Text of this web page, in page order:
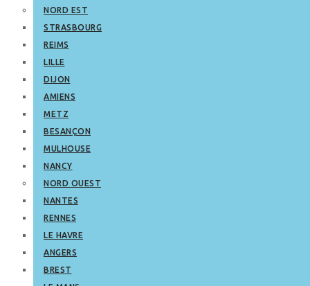
NORD EST
STRASBOURG
REIMS
LILLE
DIJON
AMIENS
METZ
BESANÇON
MULHOUSE
NANCY
NORD OUEST
NANTES
RENNES
LE HAVRE
ANGERS
BREST